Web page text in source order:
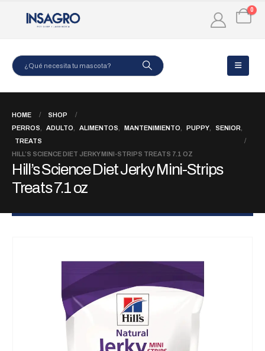
0
HOME
SHOP
PERROS
ADULTO ALIMENTOS MANTENIMIENTO PUPPY SENIOR
TREATS
HILL’S SCIENCE DIET JERKY MINI-STRIPS TREATS 7.1 OZ
Hill’s Science Diet Jerky Mini-Strips
Treats 7.1 oz